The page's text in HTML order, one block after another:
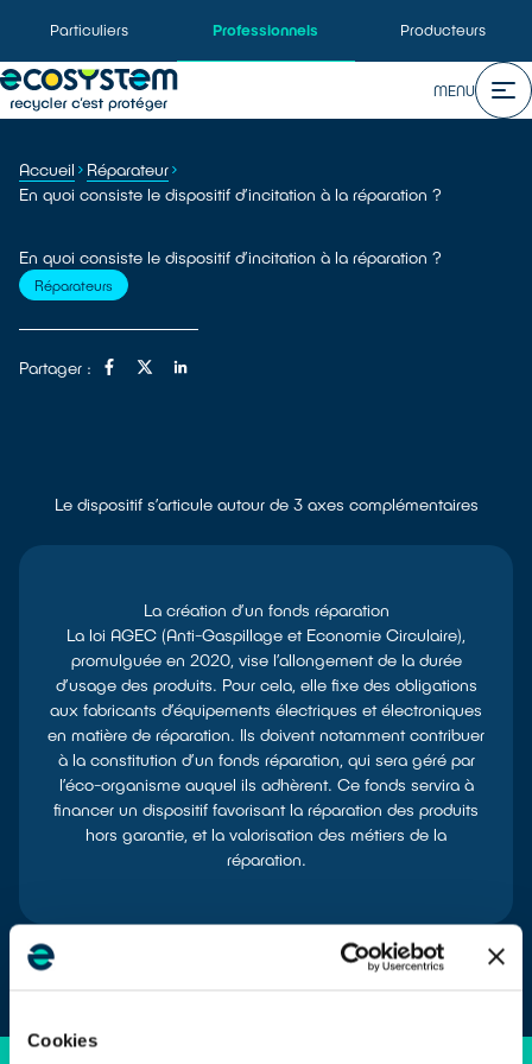
Cookies
Particuliers Professionnels Producteurs
MENU
Accueil
Réparateur
En quoi consiste le dispositif d’incitation à la réparation ?
En quoi consiste le dispositif d’incitation à la réparation ?
Réparateurs
Partager :
Le dispositif s’articule autour de 3 axes complémentaires
La création d’un fonds réparation
La loi AGEC (Anti-Gaspillage et Economie Circulaire),
promulguée en 2020, vise l’allongement de la durée
d’usage des produits. Pour cela, elle fixe des obligations
aux fabricants d’équipements électriques et électroniques
en matière de réparation. Ils doivent notamment contribuer
à la constitution d’un fonds réparation, qui sera géré par
l’éco-organisme auquel ils adhèrent. Ce fonds servira à
financer un dispositif favorisant la réparation des produits
hors garantie, et la valorisation des métiers de la
réparation.